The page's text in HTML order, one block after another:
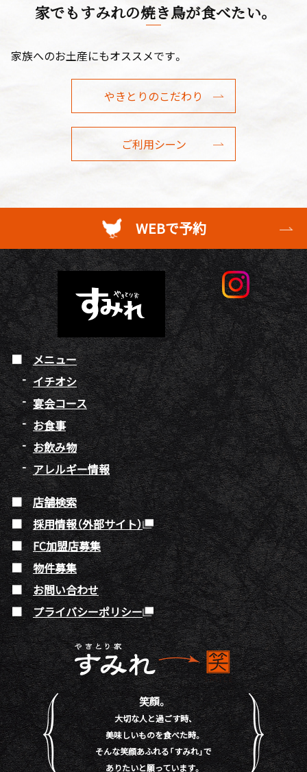
家でもすみれの焼き鳥が食べたい。
家族へのお土産にもオススメです。
やきとりのこだわり
ご利用シーン
WEBで予約
メニュー
イチオシ
宴会コース
お食事
お飲み物
アレルギー情報
店舗検索
採用情報（外部サイト）
FC加盟店募集
物件募集
お問い合わせ
プライバシーポリシー
笑顔。
大切な人と過ごす時、
美味しいものを食べた時。
そんな笑顔あふれる「すみれ」で
ありたいと願っています。